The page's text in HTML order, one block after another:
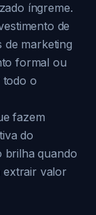
íngreme.
de
de marketing
formal ou
todo o
fazem
do
brilha quando
extrair valor